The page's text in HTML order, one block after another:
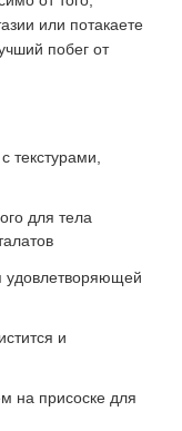
или потакаете
побег от
текстурами,
для тела
удовлетворяющей
и
на присоске для